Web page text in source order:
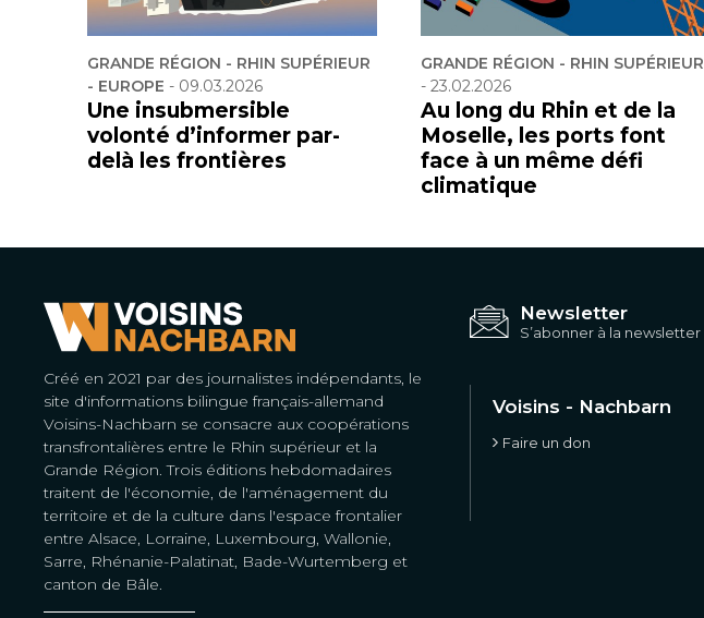
GRANDE RÉGION - RHIN SUPÉRIEUR
- EUROPE - 09.03.2026
Une insubmersible
volonté d’informer par-
delà les frontières
GRANDE RÉGION - RHIN SUPÉRIEUR
- 23.02.2026
Au long du Rhin et de la
Moselle, les ports font
face à un même défi
climatique
Créé en 2021 par des journalistes indépendants, le
site d'informations bilingue français-allemand
Voisins-Nachbarn se consacre aux coopérations
transfrontalières entre le Rhin supérieur et la
Grande Région. Trois éditions hebdomadaires
traitent de l'économie, de l'aménagement du
territoire et de la culture dans l'espace frontalier
entre Alsace, Lorraine, Luxembourg, Wallonie,
Sarre, Rhénanie-Palatinat, Bade-Wurtemberg et
canton de Bâle.
Newsletter
S’abonner à la newsletter
Voisins - Nachbarn
Faire un don